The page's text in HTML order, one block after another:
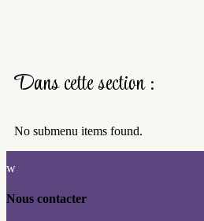
Dans cette section :
No submenu items found.
w
Nous contacter